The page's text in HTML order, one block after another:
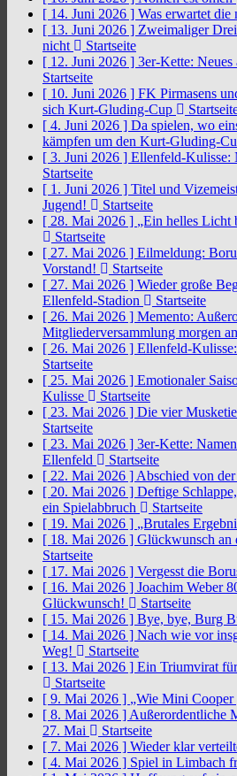
[ 14. Juni 2026 ] Was erwartet die
[ 13. Juni 2026 ] Zweimaliger
nicht
Startseite
[ 12. Juni 2026 ] 3er-Kette: Neues
Startseite
[ 10. Juni 2026 ] FK Pirmasens
sich Kurt-Gluding-Cup
[ 4. Juni 2026 ] Da spielen, wo
kämpfen um den Kurt-Gluding-
[ 3. Juni 2026 ] Ellenfeld-Kulisse:
Startseite
[ 1. Juni 2026 ] Titel und
Jugend!
Startseite
[ 28. Mai 2026 ] „Ein helles Licht
Startseite
[ 27. Mai 2026 ] Eilmeldung:
Vorstand!
Startseite
[ 27. Mai 2026 ] Wieder große
Ellenfeld-Stadion
Startseite
[ 26. Mai 2026 ] Memento:
Mitgliederversammlung morgen
[ 26. Mai 2026 ] Ellenfeld-
Startseite
[ 25. Mai 2026 ] Emotionaler
Kulisse
Startseite
[ 23. Mai 2026 ] Die vier
Startseite
[ 23. Mai 2026 ] 3er-Kette:
Ellenfeld
Startseite
[ 22. Mai 2026 ] Abschied von
[ 20. Mai 2026 ] Deftige
ein Spielabbruch
Startseite
[ 19. Mai 2026 ] „Brutales
[ 18. Mai 2026 ] Glückwunsch an
Startseite
[ 17. Mai 2026 ] Vergesst die
[ 16. Mai 2026 ] Joachim Weber
Glückwunsch!
Startseite
[ 15. Mai 2026 ] Bye, bye, Burg
[ 14. Mai 2026 ] Nach wie vor
Weg!
Startseite
[ 13. Mai 2026 ] Ein Triumvirat
Startseite
[ 9. Mai 2026 ] „Wie Mini Cooper
[ 8. Mai 2026 ] Außerordentliche
27. Mai
Startseite
[ 7. Mai 2026 ] Wieder klar
[ 4. Mai 2026 ] Spiel in Limbach